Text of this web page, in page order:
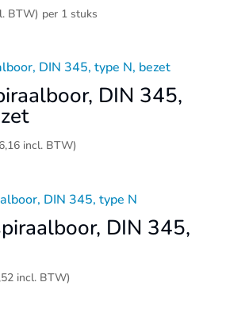
BTW) per 1 stuks
DIN 345,
incl. BTW)
DIN 345,
incl. BTW)